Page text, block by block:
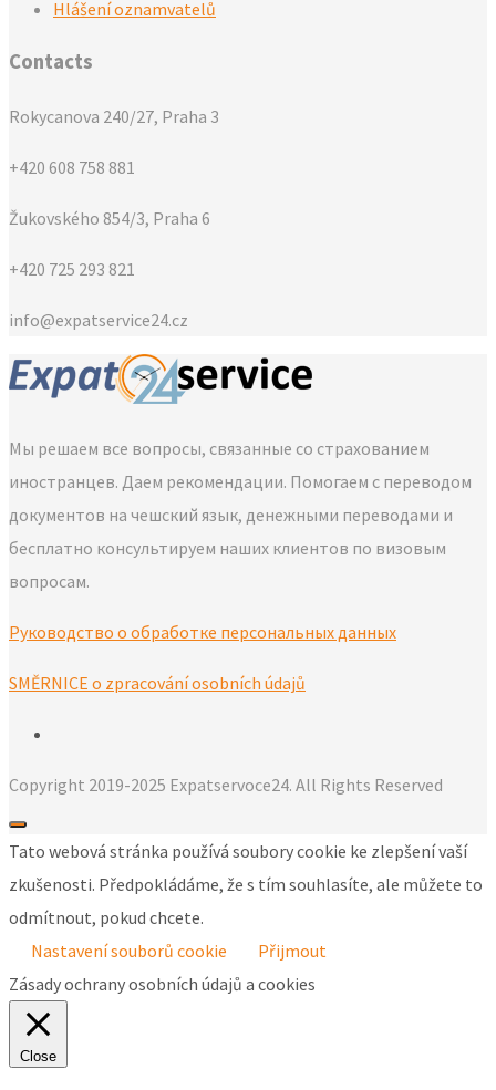
Hlášení oznamvatelů
Contacts
Rokycanova 240/27, Praha 3
+420 608 758 881
Žukovského 854/3, Praha 6
+420 725 293 821
info@expatservice24.cz
Мы решаем все вопросы, связанные со страхованием
иностранцев. Даем рекомендации. Помогаем с переводом
документов на чешский язык, денежными переводами и
бесплатно консультируем наших клиентов по визовым
вопросам.
Руководство о обработке персональных данных
SMĚRNICE o zpracování osobních údajů
Copyright 2019-2025 Expatservoce24. All Rights Reserved
Tato webová stránka používá soubory cookie ke zlepšení vaší
zkušenosti. Předpokládáme, že s tím souhlasíte, ale můžete to
odmítnout, pokud chcete.
Nastavení souborů cookie
Přijmout
Zásady ochrany osobních údajů a cookies
Close